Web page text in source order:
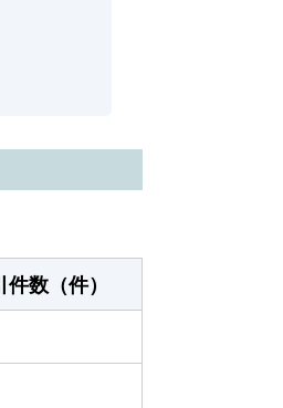
数（件）